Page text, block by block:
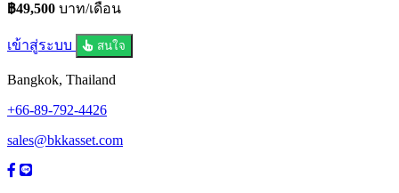
฿49,500 บาท/เดือน
เข้าสู่ระบบ สนใจ
Bangkok, Thailand
+66-89-792-4426
sales@bkkasset.com